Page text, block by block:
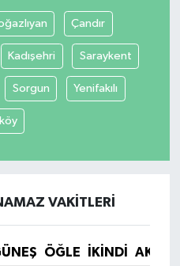
Çandır
Kadışehri Saraykent
Sorgun Yenifakılı
VAKITLERI
ÖĞLE İKINDI